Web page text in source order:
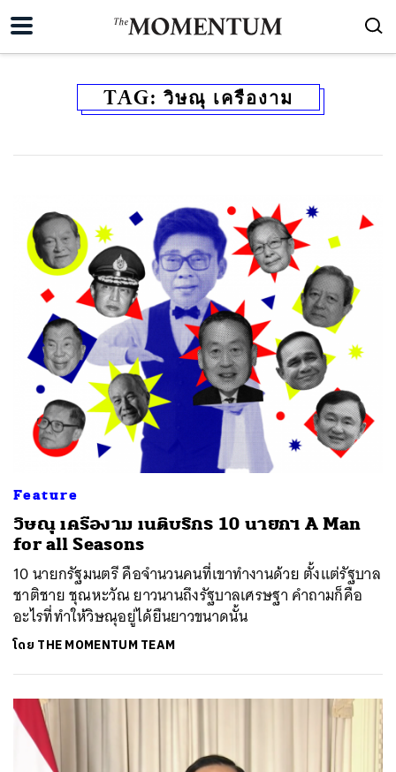
TAG: วิษณุ เครืองาม
Feature
วิษณุ เครืองาม เนติบริกร 10 นายกฯ​ A Man
for all Seasons
10 นายกรัฐมนตรี คือจำนวนคนที่เขาทำงานด้วย ตั้งแต่รัฐบาล
ชาติชาย ชุณหะวัณ ยาวนานถึงรัฐบาลเศรษฐา คำถามก็คือ
อะไรที่ทำให้วิษณุอยู่ได้ยืนยาวขนาดนั้น
โดย THE MOMENTUM TEAM